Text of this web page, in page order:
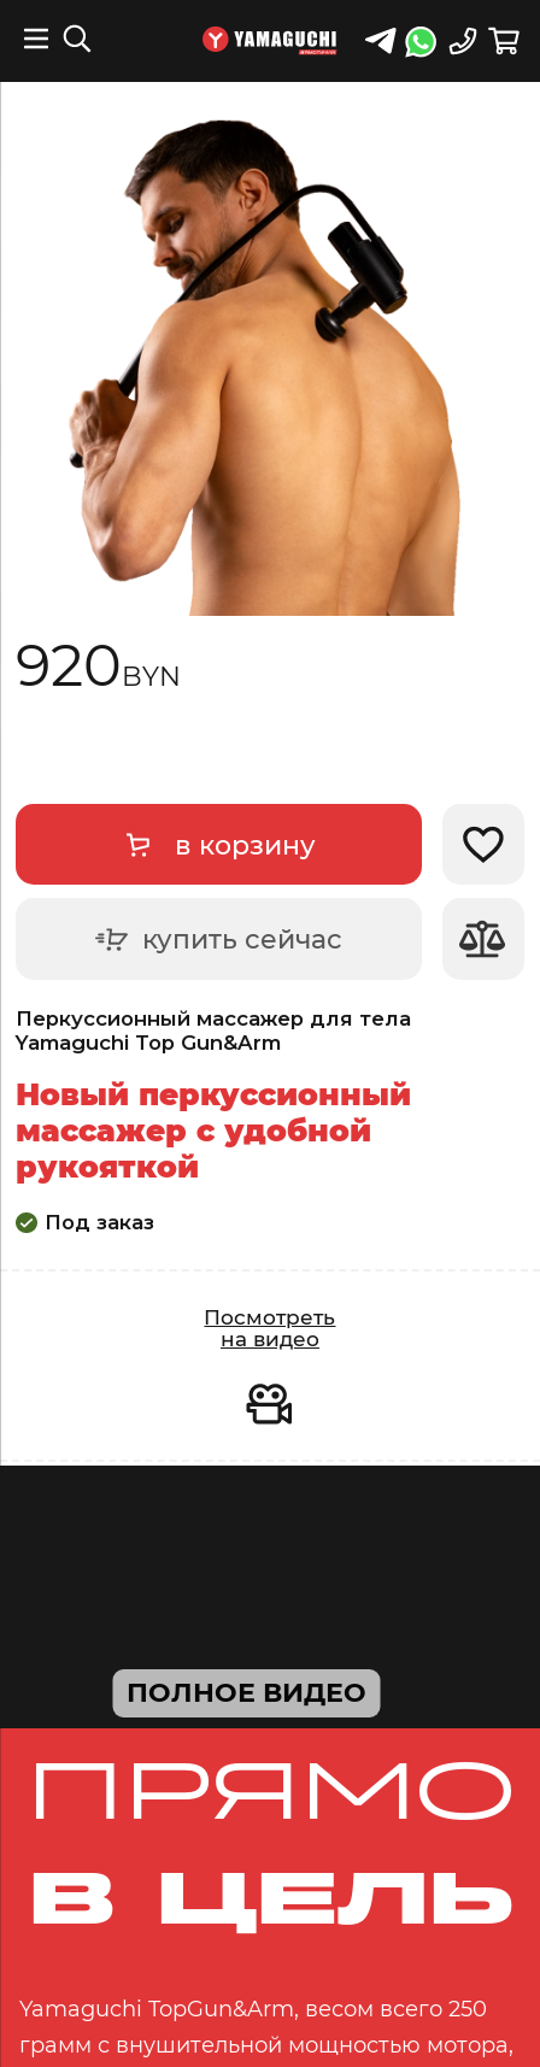
Перкуссионный массажер для тела
Yamaguchi Top Gun&Arm
Новый перкуссионный
массажер с удобной
рукояткой
Под заказ
920BYN
в корзину
купить сейчас
Посмотреть
на видео
Видео
ПОЛНОЕ ВИДЕО
ПРЯМО
В ЦЕЛЬ
Yamaguchi TopGun&Arm, весом всего 250
грамм с внушительной мощностью мотора,